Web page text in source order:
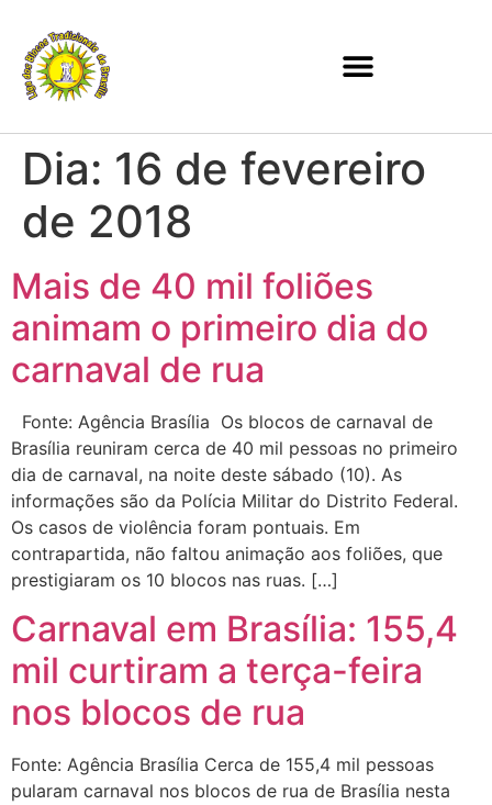
Dia: 16 de fevereiro
de 2018
Mais de 40 mil foliões
animam o primeiro dia do
carnaval de rua
Fonte: Agência Brasília Os blocos de carnaval de
Brasília reuniram cerca de 40 mil pessoas no primeiro
dia de carnaval, na noite deste sábado (10). As
informações são da Polícia Militar do Distrito Federal.
Os casos de violência foram pontuais. Em
contrapartida, não faltou animação aos foliões, que
prestigiaram os 10 blocos nas ruas. […]
Carnaval em Brasília: 155,4
mil curtiram a terça-feira
nos blocos de rua
Fonte: Agência Brasília Cerca de 155,4 mil pessoas
pularam carnaval nos blocos de rua de Brasília nesta